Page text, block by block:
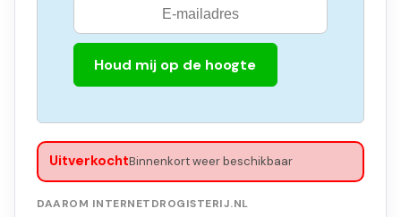
Houd mij op de hoogte
UitverkochtBinnenkort weer beschikbaar
DAAROM INTERNETDROGISTERIJ.NL